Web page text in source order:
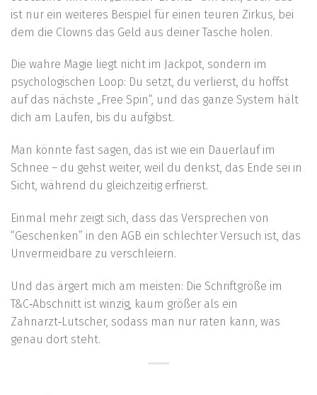
ist nur ein weiteres Beispiel für einen teuren Zirkus, bei
dem die Clowns das Geld aus deiner Tasche holen.
Die wahre Magie liegt nicht im Jackpot, sondern im
psychologischen Loop: Du setzt, du verlierst, du hoffst
auf das nächste „Free Spin“, und das ganze System hält
dich am Laufen, bis du aufgibst.
Man könnte fast sagen, das ist wie ein Dauerlauf im
Schnee – du gehst weiter, weil du denkst, das Ende sei in
Sicht, während du gleichzeitig erfrierst.
Einmal mehr zeigt sich, dass das Versprechen von
“Geschenken” in den AGB ein schlechter Versuch ist, das
Unvermeidbare zu verschleiern.
Und das ärgert mich am meisten: Die Schriftgröße im
T&C‑Abschnitt ist winzig, kaum größer als ein
Zahnarzt‑Lutscher, sodass man nur raten kann, was
genau dort steht.